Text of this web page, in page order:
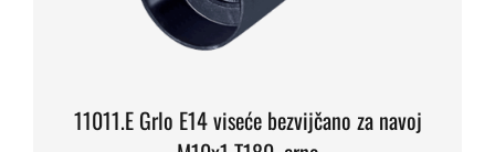
11011.E Grlo E14 viseće bezvijčano za navoj